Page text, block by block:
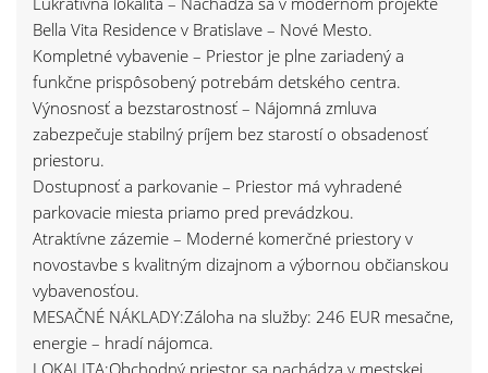
Bella Vita Residence v Bratislave – Nové Mesto.
Kompletné vybavenie – Priestor je plne zariadený a
funkčne prispôsobený potrebám detského centra.
Výnosnosť a bezstarostnosť – Nájomná zmluva
zabezpečuje stabilný príjem bez starostí o obsadenosť
priestoru.
Dostupnosť a parkovanie – Priestor má vyhradené
parkovacie miesta priamo pred prevádzkou.
Atraktívne zázemie – Moderné komerčné priestory v
novostavbe s kvalitným dizajnom a výbornou občianskou
vybavenosťou.
MESAČNÉ NÁKLADY:Záloha na služby: 246 EUR mesačne,
energie – hradí nájomca.
LOKALITA:Obchodný priestor sa nachádza v mestskej